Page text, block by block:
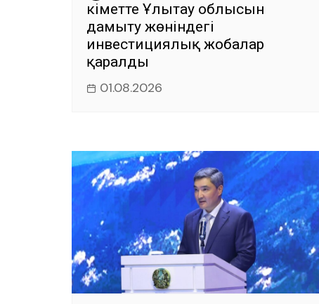
Үкіметте Ұлытау облысын
дамыту жөніндегі
инвестициялық жобалар
қаралды
01.08.2026